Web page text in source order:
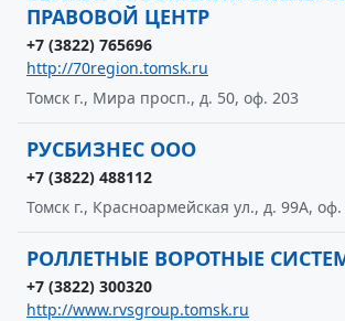
ПРАВОВОЙ ЦЕНТР
+7 (3822) 765696
http://70region.tomsk.ru
Томск г., Мира просп., д. 50, оф. 203
РУСБИЗНЕС ООО
+7 (3822) 488112
Томск г., Красноармейская ул., д. 99А, оф.
РОЛЛЕТНЫЕ ВОРОТНЫЕ
+7 (3822) 300320
http://www.rvsgroup.tomsk.ru